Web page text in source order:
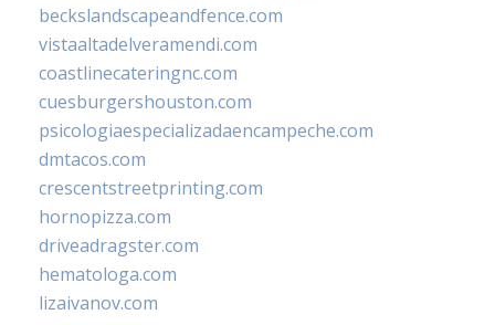
beckslandscapeandfence.com
vistaaltadelveramendi.com
coastlinecateringnc.com
cuesburgershouston.com
psicologiaespecializadaencampeche.com
dmtacos.com
crescentstreetprinting.com
hornopizza.com
driveadragster.com
hematologa.com
lizaivanov.com